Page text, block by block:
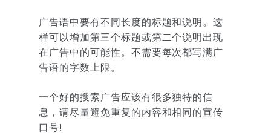
广告语中要有不同长度的标题和说明。这
样可以增加第三个标题或第二个说明出现
在广告中的可能性。不需要每次都写满广
告语的字数上限。
一个好的搜索广告应该有很多独特的信
息，请尽量避免重复的内容和相同的宣传
口号!